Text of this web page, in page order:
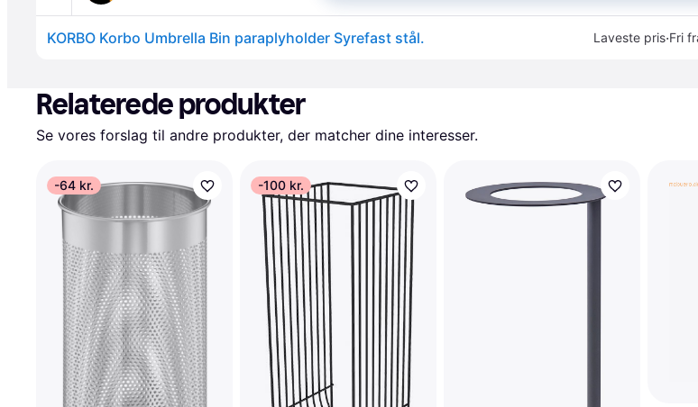
KORBO Korbo Umbrella Bin paraplyholder Syrefast stål. Laveste pris·Fri
Relaterede produkter
Se vores forslag til andre produkter, der matcher dine interesser.
-64 kr. -100 kr.